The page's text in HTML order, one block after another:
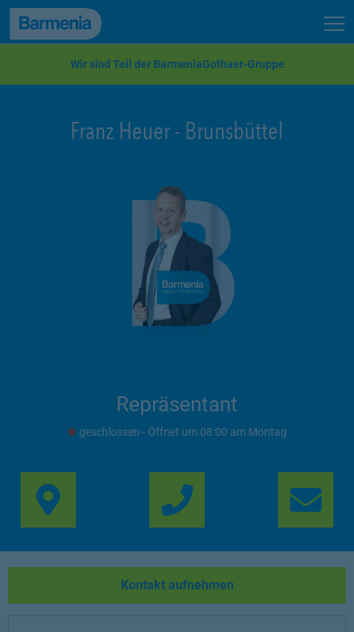
zum Seiteninhalt
Back to top
Wir sind Teil der BarmeniaGothaer-Gruppe
Franz Heuer- Brunsbüttel
Repräsentant
geschlossen - Öffnet um 08:00 Montag
Link Opens in New
Kontakt aufnehmen